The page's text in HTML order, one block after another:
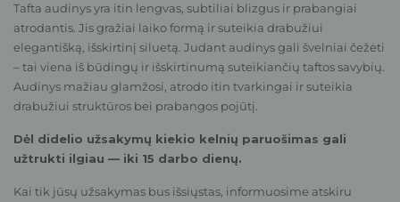
Tafta audinys yra itin lengvas, subtiliai blizgus ir prabangiai
atrodantis. Jis gražiai laiko formą ir suteikia drabužiui
elegantišką, išskirtinį siluetą. Judant audinys gali švelniai čežėti
– tai viena iš būdingų ir išskirtinumą suteikiančių taftos savybių.
Audinys mažiau glamžosi, atrodo itin tvarkingai ir suteikia
drabužiui struktūros bei prabangos pojūtį.
Dėl didelio užsakymų kiekio kelnių paruošimas gali
užtrukti ilgiau — iki 15 darbo dienų.
Kai tik jūsų užsakymas bus išsiųstas, informuosime atskiru